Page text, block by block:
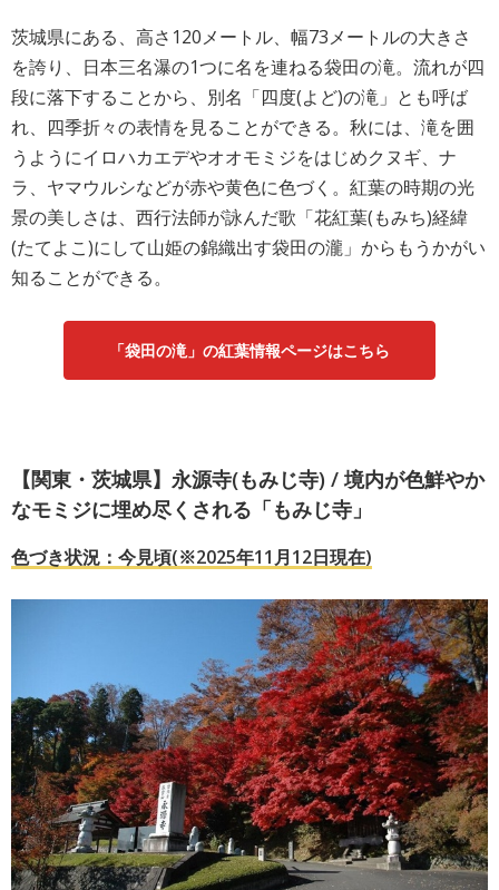
茨城県にある、高さ120メートル、幅73メートルの大きさ
を誇り、日本三名瀑の1つに名を連ねる袋田の滝。流れが四
段に落下することから、別名「四度(よど)の滝」とも呼ば
れ、四季折々の表情を見ることができる。秋には、滝を囲
うようにイロハカエデやオオモミジをはじめクヌギ、ナ
ラ、ヤマウルシなどが赤や黄色に色づく。紅葉の時期の光
景の美しさは、西行法師が詠んだ歌「花紅葉(もみち)経緯
(たてよこ)にして山姫の錦織出す袋田の瀧」からもうかがい
知ることができる。
「袋田の滝」の紅葉情報ページはこちら
【関東・茨城県】永源寺(もみじ寺) / 境内が色鮮やか
なモミジに埋め尽くされる「もみじ寺」
色づき状況：今見頃(※2025年11月12日現在)